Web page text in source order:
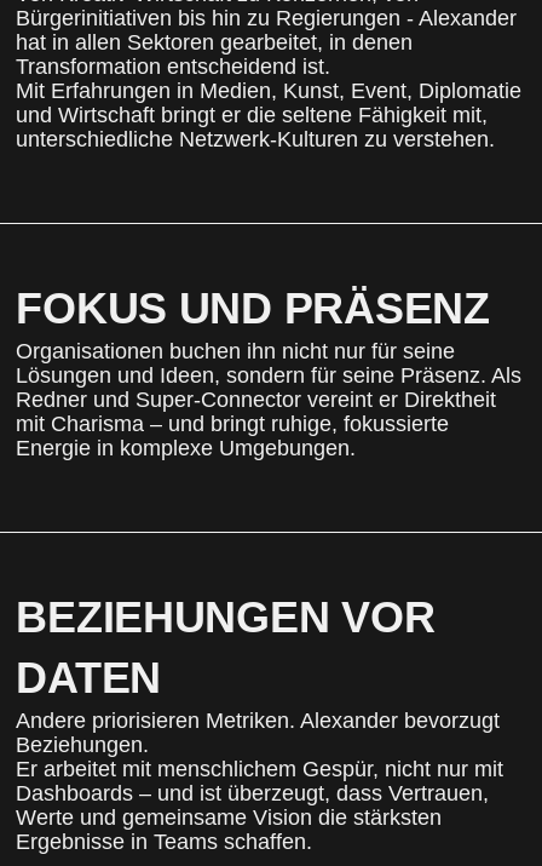
Bürgerinitiativen bis hin zu Regierungen - Alexander
hat in allen Sektoren gearbeitet, in denen
Transformation entscheidend ist.
Mit Erfahrungen in Medien, Kunst, Event, Diplomatie
und Wirtschaft bringt er die seltene Fähigkeit mit,
unterschiedliche Netzwerk-Kulturen zu verstehen.
FOKUS UND PRÄSENZ
Organisationen buchen ihn nicht nur für seine
Lösungen und Ideen, sondern für seine Präsenz. Als
Redner und Super-Connector vereint er Direktheit
mit Charisma – und bringt ruhige, fokussierte
Energie in komplexe Umgebungen.
BEZIEHUNGEN VOR
DATEN
Andere priorisieren Metriken. Alexander bevorzugt
Beziehungen.
Er arbeitet mit menschlichem Gespür, nicht nur mit
Dashboards – und ist überzeugt, dass Vertrauen,
Werte und gemeinsame Vision die stärksten
Ergebnisse in Teams schaffen.